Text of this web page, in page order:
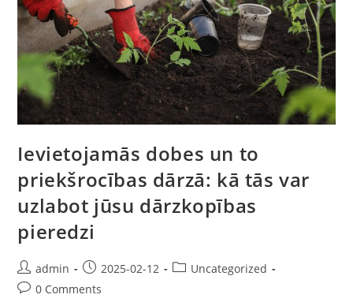
Ievietojamās dobes un to
priekšrocības dārzā: kā tās var
uzlabot jūsu dārzkopības
pieredzi
admin 2025-02-12
Uncategorized
0 Comments